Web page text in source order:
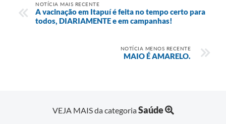
NOTÍCIA MAIS RECENTE
A vacinação em Itapuí é feita no tempo certo para
todos, DIARIAMENTE e em campanhas!
NOTÍCIA MENOS RECENTE
MAIO É AMARELO.
VEJA MAIS da categoriaSaúde